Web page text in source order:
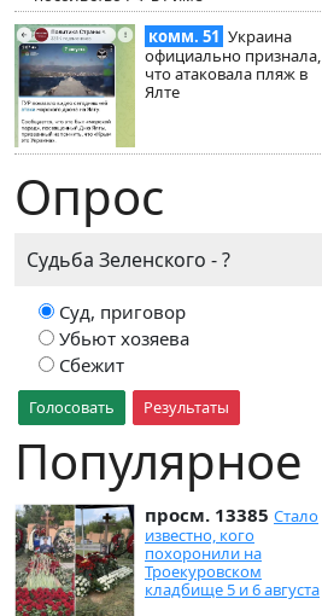
комм. 51 Украина
официально признала,
что атаковала пляж в
Ялте
Опрос
Судьба Зеленского - ?
Суд, приговор
Убьют хозяева
Сбежит
Голосовать Результаты
Популярное
просм. 13385 Стало
известно, кого
похоронили на
Троекуровском
кладбище 5 и 6 августа